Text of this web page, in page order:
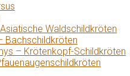
Waldschildkröten
Bachschildkröten
– Krötenkopf-Schildkröten